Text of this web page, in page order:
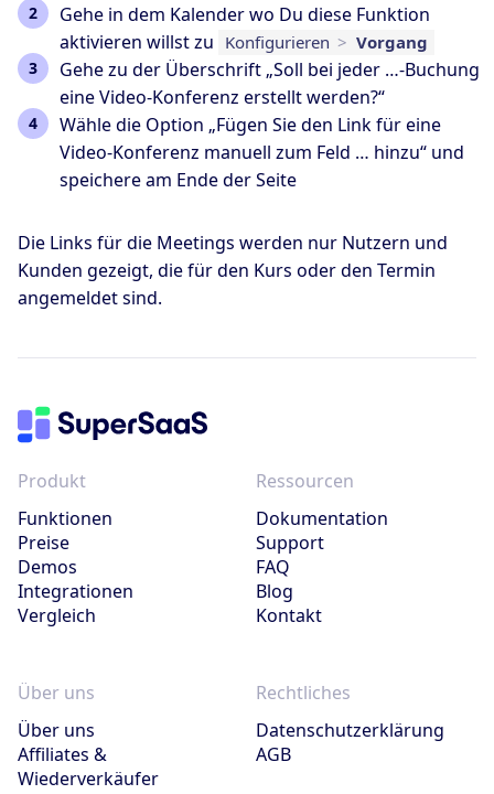
Gehe in dem Kalender wo Du diese Funktion
aktivieren willst zu Konfigurieren > Vorgang
Gehe zu der Überschrift „Soll bei jeder …-Buchung
eine Video-Konferenz erstellt werden?“
Wähle die Option „Fügen Sie den Link für eine
Video-Konferenz manuell zum Feld … hinzu“ und
speichere am Ende der Seite
Die Links für die Meetings werden nur Nutzern und
Kunden gezeigt, die für den Kurs oder den Termin
angemeldet sind.
Produkt
Funktionen
Preise
Demos
Integrationen
Vergleich
Ressourcen
Dokumentation
Support
FAQ
Blog
Kontakt
Über uns
Über uns
Affiliates &
Wiederverkäufer
Rechtliches
Datenschutzerklärung
AGB